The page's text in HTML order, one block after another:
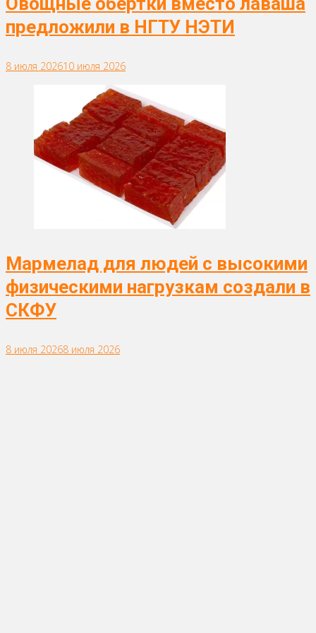
предложили в НГТУ НЭТИ
8 июля 202610 июля 2026
Мармелад для людей с высокими
физическими нагрузкам создали в
СКФУ
8 июля 20268 июля 2026